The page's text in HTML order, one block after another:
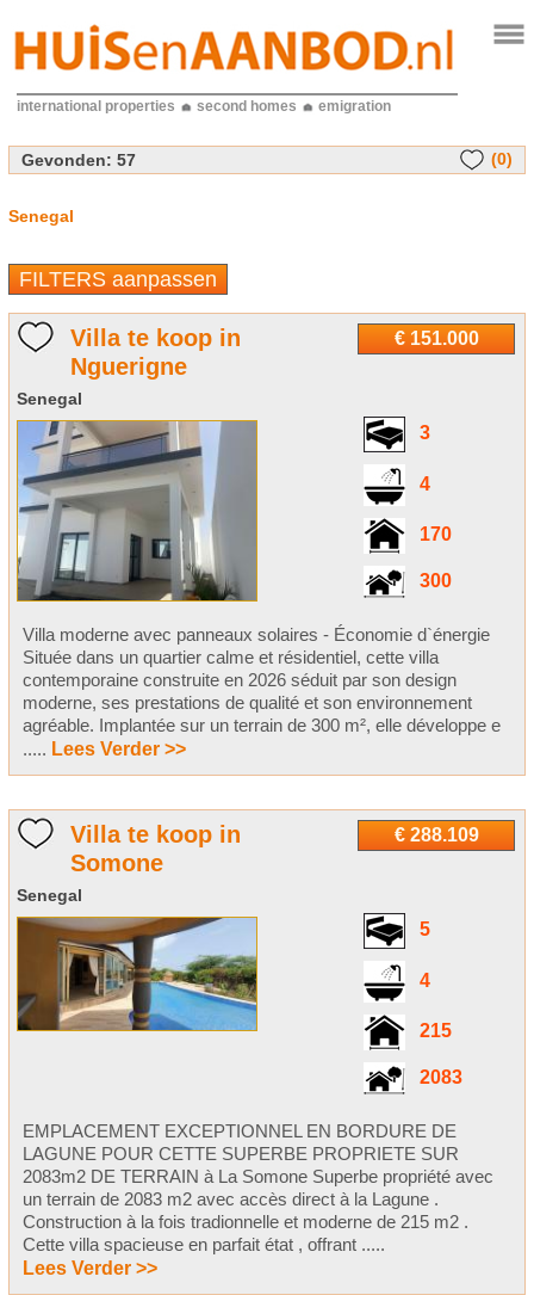
international properties second homes emigration
Gevonden: 57 (0)
Senegal
FILTERS aanpassen
€ 151.000
Villa te koop in
Nguerigne
Senegal
3
4
170
300
Villa moderne avec panneaux solaires - Économie d`énergie
Située dans un quartier calme et résidentiel, cette villa
contemporaine construite en 2026 séduit par son design
moderne, ses prestations de qualité et son environnement
agréable. Implantée sur un terrain de 300 m², elle développe e
..... Lees Verder >>
€ 288.109
Villa te koop in
Somone
Senegal
5
4
215
2083
EMPLACEMENT EXCEPTIONNEL EN BORDURE DE
LAGUNE POUR CETTE SUPERBE PROPRIETE SUR
2083m2 DE TERRAIN à La Somone Superbe propriété avec
un terrain de 2083 m2 avec accès direct à la Lagune .
Construction à la fois tradionnelle et moderne de 215 m2 .
Cette villa spacieuse en parfait état , offrant .....
Lees Verder >>